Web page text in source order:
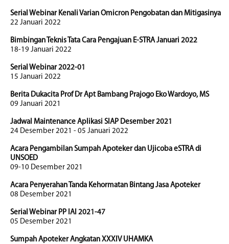
Serial Webinar Kenali Varian Omicron Pengobatan dan Mitigasinya
22 Januari 2022
Bimbingan Teknis Tata Cara Pengajuan E-STRA Januari 2022
18-19 Januari 2022
Serial Webinar 2022-01
15 Januari 2022
Berita Dukacita Prof Dr Apt Bambang Prajogo Eko Wardoyo, MS
09 Januari 2021
Jadwal Maintenance Aplikasi SIAP Desember 2021
24 Desember 2021 - 05 Januari 2022
Acara Pengambilan Sumpah Apoteker dan Ujicoba eSTRA di
UNSOED
09-10 Desember 2021
Acara Penyerahan Tanda Kehormatan Bintang Jasa Apoteker
08 Desember 2021
Serial Webinar PP IAI 2021-47
05 Desember 2021
Sumpah Apoteker Angkatan XXXIV UHAMKA